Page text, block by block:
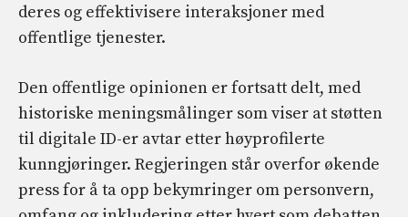
deres og effektivisere interaksjoner med
offentlige tjenester.
Den offentlige opinionen er fortsatt delt, med
historiske meningsmålinger som viser at støtten
til digitale ID-er avtar etter høyprofilerte
kunngjøringer. Regjeringen står overfor økende
press for å ta opp bekymringer om personvern,